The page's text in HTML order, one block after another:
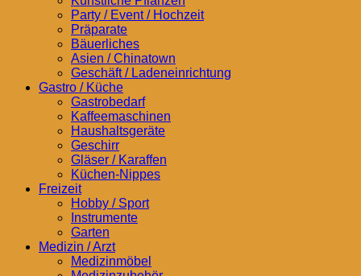
Party / Event / Hochzeit
Präparate
Bäuerliches
Asien / Chinatown
Geschäft / Ladeneinrichtung
Gastro / Küche
Gastrobedarf
Kaffeemaschinen
Haushaltsgeräte
Geschirr
Gläser / Karaffen
Küchen-Nippes
Freizeit
Hobby / Sport
Instrumente
Garten
Medizin / Arzt
Medizinmöbel